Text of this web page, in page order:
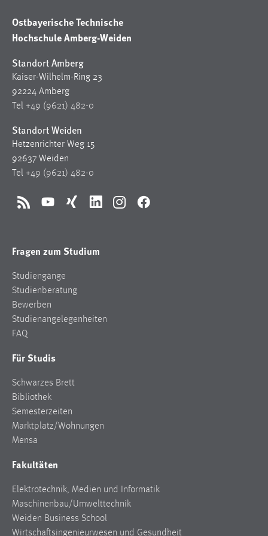
Ostbayerische Technische
Hochschule Amberg-Weiden
Standort Amberg
Kaiser-Wilhelm-Ring 23
92224 Amberg
Tel +49 (9621) 482-0
Standort Weiden
Hetzenrichter Weg 15
92637 Weiden
Tel +49 (9621) 482-0
RSS YouTubeXing LinkedInInstagramFacebook
Fragen zum Studium
Studiengänge
Studienberatung
Bewerben
Studienangelegenheiten
FAQ
Für Studis
Schwarzes Brett
Bibliothek
Semesterzeiten
Marktplatz/Wohnungen
Mensa
Fakultäten
Elektrotechnik, Medien und Informatik
Maschinenbau/Umwelttechnik
Weiden Business School
Wirtschaftsingenieurwesen und Gesundheit
Dieser Cookie ist notwendig um sich an der Website
einloggen zu können.
Cookie Laufzeit:
24 Stunden
Statistik Cookies erfassen Informationen anonym.
Diese Informationen helfen uns zu verstehen, wie
unsere Besucher unsere Website nutzen.
Matomo
Zweck:
Cookie Laufzeit:
Max. 13 Monate
MARKETING
verwendet, um personalisierte Werbung anzuzeigen.
Sie tun dies, indem sie Besucher über Websites
hinweg verfolgen.
Name:
Anbieter:
Google Ireland Limited